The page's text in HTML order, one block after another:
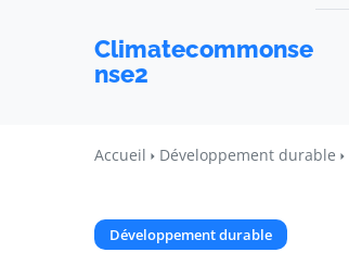
Climatecommonse
nse2
Accueil Développement durable
Développement durable